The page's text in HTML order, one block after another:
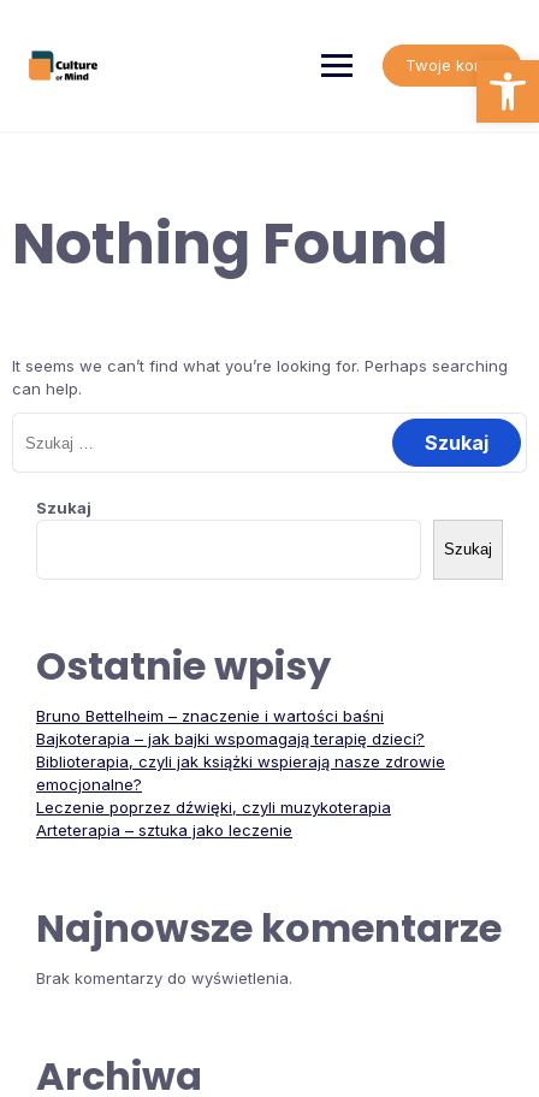
content
Twoje konto
Nothing Found
It seems we can’t find what you’re looking for. Perhaps searching
can help.
Szukaj:
Szukaj
Szukaj
Ostatnie wpisy
Bruno Bettelheim – znaczenie i wartości baśni
Bajkoterapia – jak bajki wspomagają terapię dzieci?
Biblioterapia, czyli jak książki wspierają nasze zdrowie
emocjonalne?
Leczenie poprzez dźwięki, czyli muzykoterapia
Arteterapia – sztuka jako leczenie
Najnowsze komentarze
Brak komentarzy do wyświetlenia.
Archiwa